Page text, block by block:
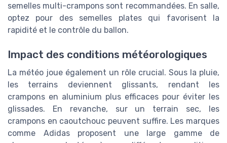
semelles multi-crampons sont recommandées. En salle,
optez pour des semelles plates qui favorisent la
rapidité et le contrôle du ballon.
Impact des conditions météorologiques
La météo joue également un rôle crucial. Sous la pluie,
les terrains deviennent glissants, rendant les
crampons en aluminium plus efficaces pour éviter les
glissades. En revanche, sur un terrain sec, les
crampons en caoutchouc peuvent suffire. Les marques
comme Adidas proposent une large gamme de